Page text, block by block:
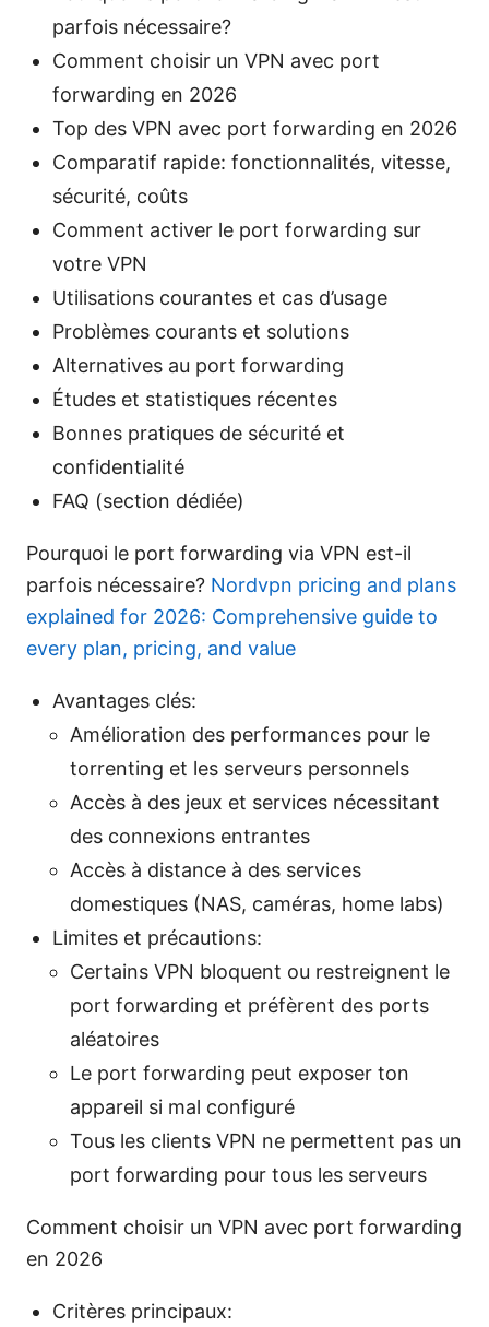
parfois nécessaire?
Comment choisir un VPN avec port
forwarding en 2026
Top des VPN avec port forwarding en 2026
Comparatif rapide: fonctionnalités, vitesse,
sécurité, coûts
Comment activer le port forwarding sur
votre VPN
Utilisations courantes et cas d’usage
Problèmes courants et solutions
Alternatives au port forwarding
Études et statistiques récentes
Bonnes pratiques de sécurité et
confidentialité
FAQ (section dédiée)
Pourquoi le port forwarding via VPN est-il
parfois nécessaire? Nordvpn pricing and plans
explained for 2026: Comprehensive guide to
every plan, pricing, and value
Avantages clés:
Amélioration des performances pour le
torrenting et les serveurs personnels
Accès à des jeux et services nécessitant
des connexions entrantes
Accès à distance à des services
domestiques (NAS, caméras, home labs)
Limites et précautions:
Certains VPN bloquent ou restreignent le
port forwarding et préfèrent des ports
aléatoires
Le port forwarding peut exposer ton
appareil si mal configuré
Tous les clients VPN ne permettent pas un
port forwarding pour tous les serveurs
Comment choisir un VPN avec port forwarding
en 2026
Critères principaux: